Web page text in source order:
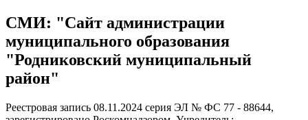
СМИ: "Сайт администрации
муниципального образования
"Родниковский муниципальный
район"
Реестровая запись 08.11.2024 серия ЭЛ № ФС 77 - 88644,